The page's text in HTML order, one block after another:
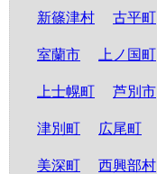
新篠津村
古平町
室蘭市 上ノ国町
上士幌町 芦別市
津別町 広尾町
美深町 西興部村